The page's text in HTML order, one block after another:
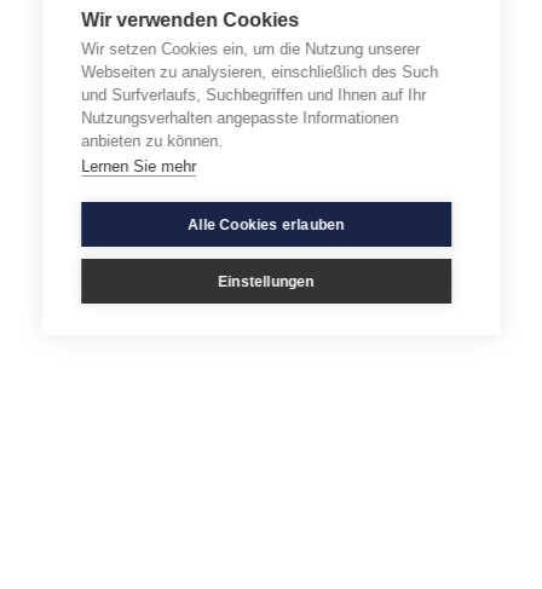
Wir verwenden Cookies
Wir setzen Cookies ein, um die Nutzung unserer
Webseiten zu analysieren, einschließlich des Such
und Surfverlaufs, Suchbegriffen und Ihnen auf Ihr
Nutzungsverhalten angepasste Informationen
anbieten zu können.
Lernen Sie mehr
Alle Cookies erlauben
Einstellungen